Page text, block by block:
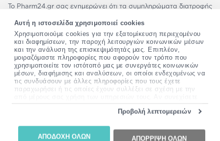
Αυτή η ιστοσελίδα χρησιμοποιεί cookies
Χρησιμοποιούμε cookies για την εξατομίκευση περιεχομένου
και διαφημίσεων, την παροχή λειτουργιών κοινωνικών μέσων
και την ανάλυση της επισκεψιμότητάς μας. Επιπλέον,
μοιραζόμαστε πληροφορίες που αφορούν τον τρόπο που
χρησιμοποιείτε τον ιστότοπό μας με συνεργάτες κοινωνικών
μέσων, διαφήμισης και αναλύσεων, οι οποίοι ενδεχομένως να
τις συνδυάσουν με άλλες πληροφορίες που τους έχετε
παραχωρήσει ή τις οποίες έχουν συλλέξει σε σχέση με την
να δείτεεδώ.
Προβολή λεπτομερειών
ΑΠΟΔΟΧΗ ΟΛΩΝ ΑΠΟΡΡΙΨΗ ΟΛΩΝ
Το Pharm24.gr σας ενημερώνει ότι τα συμπληρώματα διατροφής
προορίζονται για την πρόληψη, αγωγή ή θεραπεία ανθρώπινης
νόσου. Συμβουλευτείτε τον γιατρό σας εάν είστε έγκυος,
θηλάζετε, ακολουθείτε παράλληλα φαρμακευτική αγωγή ή
αντιμετωπίζετε προβλήματα υγείας πριν χρησιμοποιήσετε
οποιοδήποτε συμπλήρωμα διατροφής. Προσπαθούμε διαρκώς να
σας παρέχουμε ακριβείς και έγκυρες πληροφορίες. Σε περίπτωση
που έχετε κάποια ερώτηση ή παρατήρηση σχετικά με αυτές,
παρακαλώεπικοινωνήστε μαζί μας.
2012-2026 - All rights Reserved •
Website by